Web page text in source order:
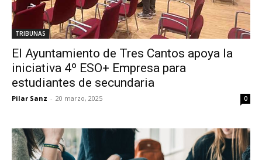
TRIBUNAS
El Ayuntamiento de Tres Cantos apoya la
iniciativa 4º ESO+ Empresa para
estudiantes de secundaria
Pilar Sanz - 20 marzo, 2025 0